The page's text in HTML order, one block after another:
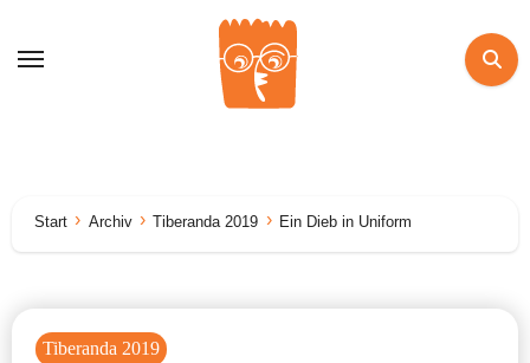
Inhalt
Start Archiv Tiberanda 2019 Ein Dieb in Uniform
Tiberanda 2019